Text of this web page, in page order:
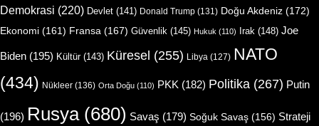
Demokrasi (220) Devlet (141) Donald Trump (131) Doğu Akdeniz (172)
Ekonomi (161) Fransa (167) Güvenlik (145) Hukuk (110) Irak (148) Joe
Biden (195) Kültür(143) Küresel (255) Libya (127) NATO
(434) Nükleer (136) Orta Doğu (110) PKK (182) Politika (267) Putin
(196) Rusya(680) Savaş (179) Soğuk Savaş (156) Strateji